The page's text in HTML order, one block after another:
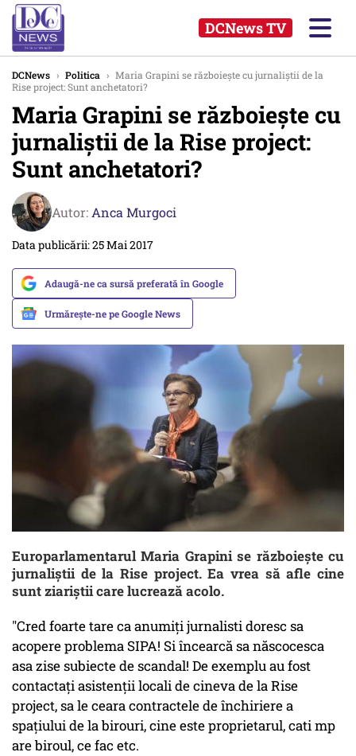
DCNews TV
DCNews › Politica › Maria Grapini se războiește cu jurnaliștii de la
Rise project: Sunt anchetatori?
Maria Grapini se războiește cu
jurnaliștii de la Rise project:
Sunt anchetatori?
Autor: Anca Murgoci
Data publicării: 25 Mai 2017
Adaugă-ne ca sursă preferată în Google
Urmărește-ne pe Google News
Europarlamentarul Maria Grapini se războiește cu
jurnaliștii de la Rise project. Ea vrea să afle cine
sunt ziariștii care lucrează acolo.
"Cred foarte tare ca anumiți jurnalisti doresc sa
acopere problema SIPA! Si încearcă sa născocesca
asa zise subiecte de scandal! De exemplu au fost
contactați asistenții locali de cineva de la Rise
project, sa le ceara contractele de închiriere a
spațiului de la birouri, cine este proprietarul, cati mp
are biroul, ce fac etc.